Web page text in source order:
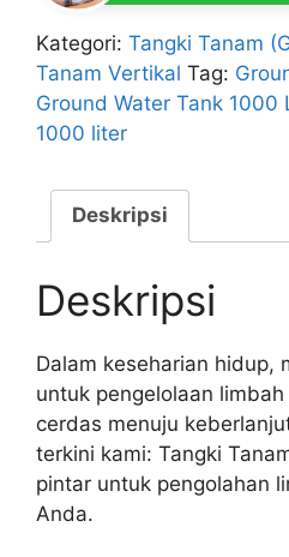
Kategori: Tangki Tanam
Tanam Vertikal Tag:
Ground Water Tank 1000
1000 liter
Deskripsi
Deskripsi
Dalam keseharian hidup,
untuk pengelolaan
cerdas menuju
terkini kami: Tangki
pintar untuk pengolahan
Anda.